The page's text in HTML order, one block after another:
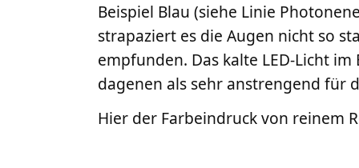
Beispiel Blau (siehe Linie
strapaziert es die Augen nicht so
empfunden. Das kalte LED-Licht
dagenen als sehr anstrengend für
Hier der Farbeindruck von reinem